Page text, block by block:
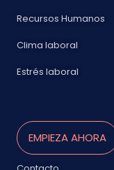
Recursos Humanos
Clima laboral
Estrés laboral
EMPIEZA AHORA